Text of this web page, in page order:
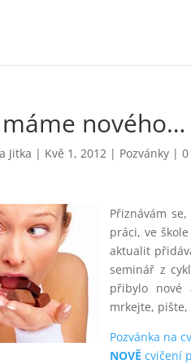
nového…
Jitka | Kvě 1, 2012 | Pozvánky |
Přiznávám
práci, ve
aktualit
seminář z
přibylo nové
mrkejte, pište,
Pozvánka na
NOVĚ cvičení